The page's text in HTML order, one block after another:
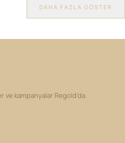
DAHA FAZLA GÖSTER
ve kampanyalar Regold'da.